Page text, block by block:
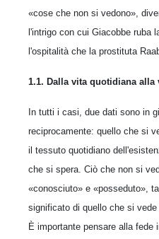
«cose che non si vedono»,
l'intrigo con cui Giacobbe ruba
l'ospitalità che la prostituta
1.1. Dalla vita quotidiana alla
In tutti i casi, due dati sono in
reciprocamente: quello che si
il tessuto quotidiano
che si spera. Ciò che non si
«conosciuto» e «posseduto»,
significato di quello che si vede
È importante pensare alla fede